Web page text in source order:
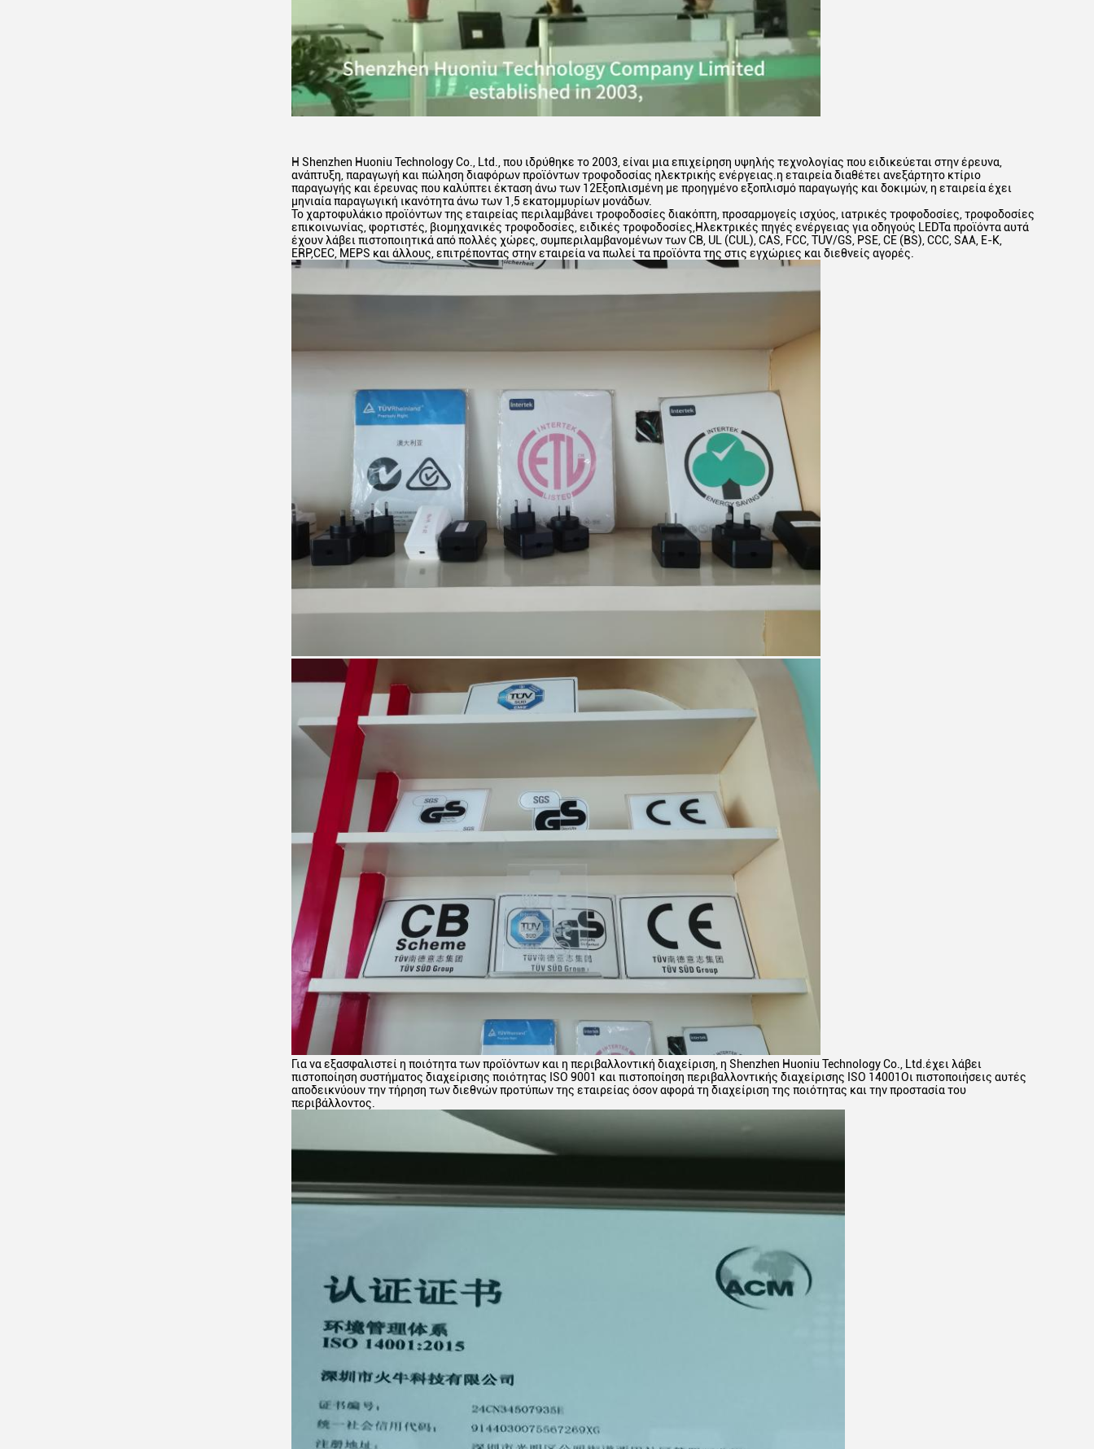
Η Shenzhen Huoniu Technology Co., Ltd., που ιδρύθηκε το 2003, είναι μια επιχείρηση υψηλής τεχνολογίας που ειδικεύεται στην έρευνα,
ανάπτυξη, παραγωγή και πώληση διαφόρων προϊόντων τροφοδοσίας ηλεκτρικής ενέργειας.η εταιρεία διαθέτει ανεξάρτητο κτίριο
παραγωγής και έρευνας που καλύπτει έκταση άνω των 12Εξοπλισμένη με προηγμένο εξοπλισμό παραγωγής και δοκιμών, η εταιρεία έχει
μηνιαία παραγωγική ικανότητα άνω των 1,5 εκατομμυρίων μονάδων.
Το χαρτοφυλάκιο προϊόντων της εταιρείας περιλαμβάνει τροφοδοσίες διακόπτη, προσαρμογείς ισχύος, ιατρικές τροφοδοσίες, τροφοδοσίες
επικοινωνίας, φορτιστές, βιομηχανικές τροφοδοσίες, ειδικές τροφοδοσίες,Ηλεκτρικές πηγές ενέργειας για οδηγούς LEDΤα προϊόντα αυτά
έχουν λάβει πιστοποιητικά από πολλές χώρες, συμπεριλαμβανομένων των CB, UL (CUL), CAS, FCC, TUV/GS, PSE, CE (BS), CCC, SAA, E-K,
ERP,CEC, MEPS και άλλους, επιτρέποντας στην εταιρεία να πωλεί τα προϊόντα της στις εγχώριες και διεθνείς αγορές.
Για να εξασφαλιστεί η ποιότητα των προϊόντων και η περιβαλλοντική διαχείριση, η Shenzhen Huoniu Technology Co., Ltd.έχει λάβει
πιστοποίηση συστήματος διαχείρισης ποιότητας ISO 9001 και πιστοποίηση περιβαλλοντικής διαχείρισης ISO 14001Οι πιστοποιήσεις αυτές
αποδεικνύουν την τήρηση των διεθνών προτύπων της εταιρείας όσον αφορά τη διαχείριση της ποιότητας και την προστασία του
περιβάλλοντος.